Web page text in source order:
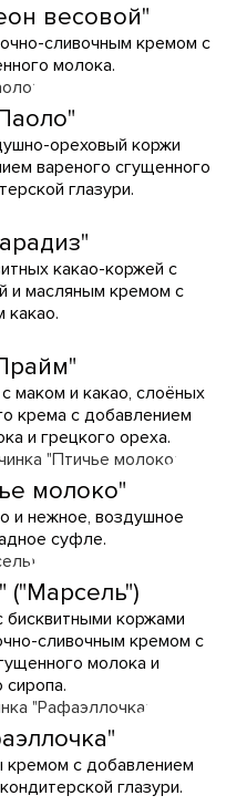
весовой"
сливочным кремом с
молока.
ореховый коржи
вареного сгущенного
глазури.
какао-коржей с
и масляным кремом с
какао.
маком и какао, слоёных
крема с добавлением
и грецкого ореха.
молоко"
и нежное, воздушное
суфле.
("Марсель")
коржами
сливочным кремом с
молока и
сиропа.
кремом с добавлением
глазури.